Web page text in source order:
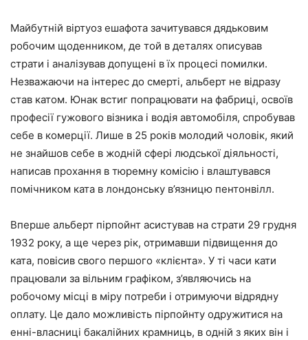
Майбутній віртуоз ешафота зачитувався дядьковим
робочим щоденником, де той в деталях описував
страти і аналізував допущені в їх процесі помилки.
Незважаючи на інтерес до смерті, альберт не відразу
став катом. Юнак встиг попрацювати на фабриці, освоїв
професії гужового візника і водія автомобіля, спробував
себе в комерції. Лише в 25 років молодий чоловік, який
не знайшов себе в жодній сфері людської діяльності,
написав прохання в тюремну комісію і влаштувався
помічником ката в лондонську в’язницю пентонвілл.
Вперше альберт пірпойнт асистував на страти 29 грудня
1932 року, а ще через рік, отримавши підвищення до
ката, повісив свого першого «клієнта». У ті часи кати
працювали за вільним графіком, з’являючись на
робочому місці в міру потреби і отримуючи відрядну
оплату. Це дало можливість пірпойнту одружитися на
енні-власниці бакалійних крамниць, в одній з яких він і